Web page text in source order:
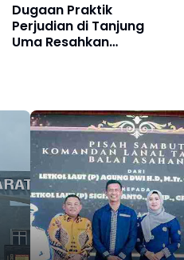
Dugaan Praktik
Perjudian di Tanjung
Uma Resahkan